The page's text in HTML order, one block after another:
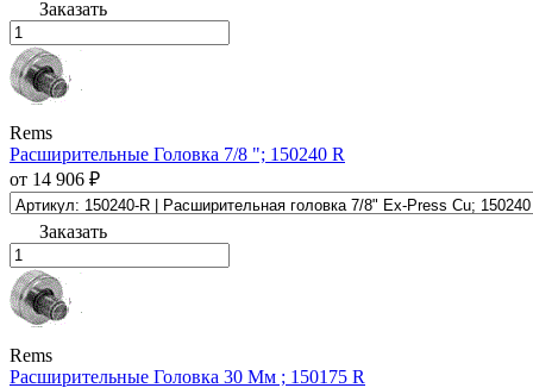
Заказать
Rems
Расширительные Головка 7/8 "; 150240 R
от 14 906 ₽
Заказать
Rems
Расширительные Головка 30 Мм ; 150175 R